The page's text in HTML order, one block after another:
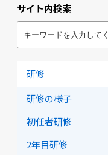
サイト内検索
研修
研修の様子
初任者研修
2年目研修